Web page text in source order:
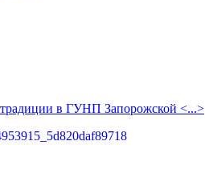
в ГУНП Запорожской <...>